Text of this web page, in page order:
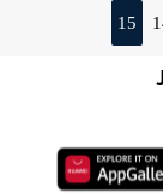
15